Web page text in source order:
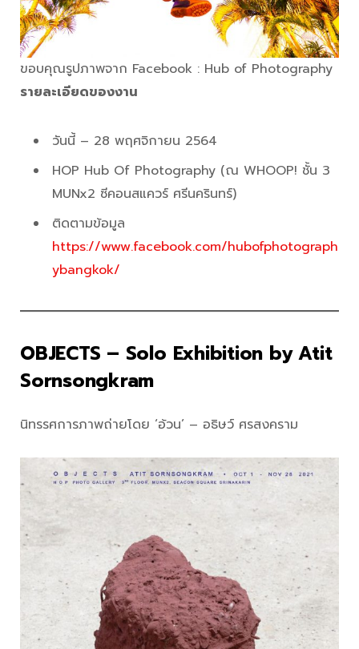
ขอบคุณรูปภาพจาก Facebook : Hub of Photography
รายละเอียดของงาน
วันนี้ – 28 พฤศจิกายน 2564
HOP Hub Of Photography (ณ WHOOP! ชั้น 3
MUNx2 ซีคอนสแควร์ ศรีนครินทร์)
ติดตามข้อมูล
https://www.facebook.com/hubofphotograph
ybangkok/
OBJECTS – Solo Exhibition by Atit
Sornsongkram
นิทรรศการภาพถ่ายโดย ‘อ้วน’ – อธิษว์ ศรสงคราม